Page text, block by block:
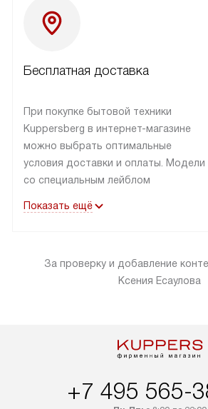
Бесплатная доставка
При покупке бытовой техники
Kuppersberg в интернет-магазине
можно выбрать оптимальные
условия доставки и оплаты. Модели
со специальным лейблом
в пределах МКАД до подъезда,
«в наличии» может быть отправлен
покупателю в течение трех дней.
После 100% предоплаты наша
заказ до представительства
транспортной компании в Москве.
Показать ещё
За проверку и добавление
Ксения Есаулова
+7 495 565-